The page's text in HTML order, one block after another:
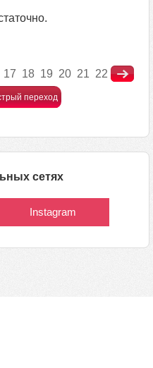
17 18 19 20 21 22
переход
сетях
Instagram